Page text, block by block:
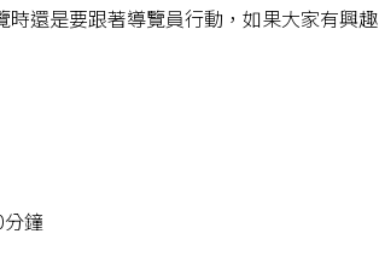
還是要跟著導覽員行動，如果大家有興趣
鐘